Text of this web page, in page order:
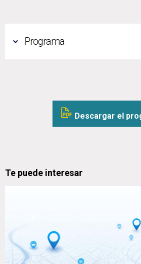
Programa
Descargar el
Te puede interesar